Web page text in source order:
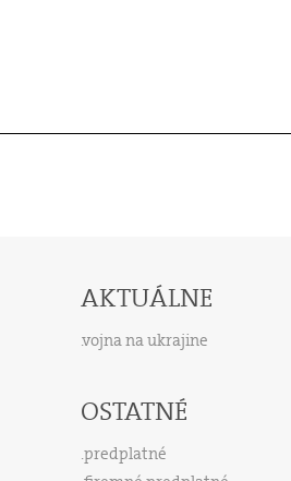
AKTUÁLNE
vojna na ukrajine
OSTATNÉ
predplatné